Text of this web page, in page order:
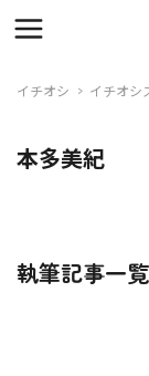
イチオシ イチオシ
本多美紀
執筆記事一覧